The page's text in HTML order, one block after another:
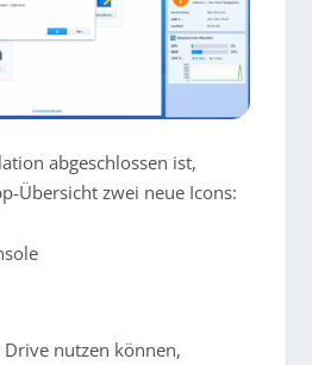
abgeschlossen ist,
Übersicht zwei neue Icons:
nutzen können,